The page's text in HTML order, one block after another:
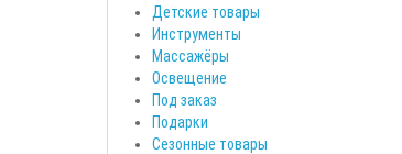
Детские товары
Инструменты
Массажёры
Освещение
Под заказ
Подарки
Сезонные товары